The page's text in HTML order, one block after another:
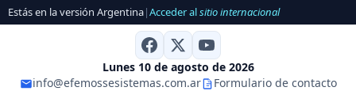
Estás en la versión Argentina|Acceder alsitio internacional
Lunes 10 de agosto de 2026
info@efemossesistemas.com.ar
Formulario de contacto